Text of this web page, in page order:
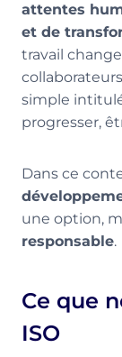
attentes
et de
travail
simple
progresser,
Dans ce
une option,
responsable.
Ce que
ISO